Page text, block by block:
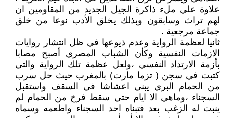
علاوة علي ملء ذاكرة الجيل الجديد من المقاومين ان
لهم تراث وسابقون وبذلك يخلق الأدب نوعا من خلق
جماعة مرجعية .
ثانيا لعظمة الرواية وعدم ذيوعها في ظل انتشار روايات
الازمات النفسية وكأن الشباب المصري أصبح مصابا
بأزمة الارتداد النفسي ،ولعل عظمة تلك الرواية والتي
كتبت في سجن ( تزما مارت) بالمغرب حيث حل سرب
من الحمام البري يبني اعشاشا في السقف واستقبل
السجناء ،وماهي الا ايام حتي سقط فرخ من الحمام لم
ينبت له الزغب بعد فتبناه احد السجناء واطعمه وسماه